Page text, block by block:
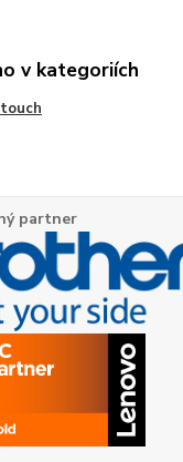
v kategoriích
partner